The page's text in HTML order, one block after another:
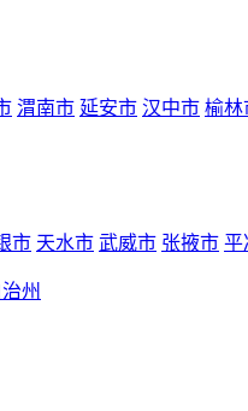
渭南市 延安市 汉中市 榆林
市 天水市 武威市 张掖市 平
州